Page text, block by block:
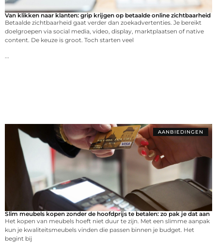
Van klikken naar klanten: grip krijgen op betaalde online zichtbaarheid
Betaalde zichtbaarheid gaat verder dan zoekadvertenties. Je bereikt
doelgroepen via social media, video, display, marktplaatsen of native
content. De keuze is groot. Toch starten veel
AANBIEDINGEN
Slim meubels kopen zonder de hoofdprijs te betalen: zo pak je dat aan
Het kopen van meubels hoeft niet duur te zijn. Met een slimme aanpak
kun je kwaliteitsmeubels vinden die passen binnen je budget. Het
begint bij